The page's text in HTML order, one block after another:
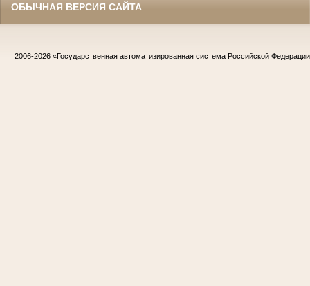
ОБЫЧНАЯ ВЕРСИЯ САЙТА
2006-2026 «Государственная автоматизированная система Российской